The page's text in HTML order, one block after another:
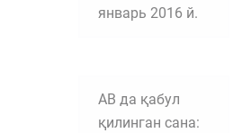
январь 2016 й.
АВ да қабул
қилинган сана: